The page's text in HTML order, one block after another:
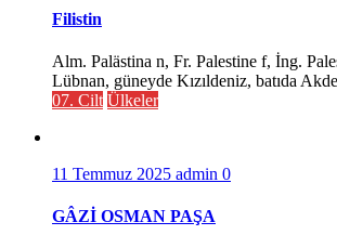
Filistin
Alm. Palästina n, Fr. Palestine f, İng.
Lübnan, güneyde Kızıldeniz, batıda
07. Cilt Ülkeler
11 Temmuz 2025 admin 0
GÂZİ OSMAN PAŞA